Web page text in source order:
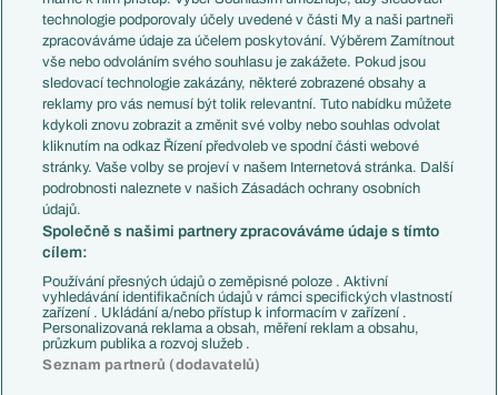
EuroSkauting
PL v kostce
Evropské koeficienty
Přestupy
Přestupové spekulace
Zranění
Kluby
Arsenal FC
Chelsea FC
Manchester United
AC Milán
Juventus FC
Bayern Mnichov
FC Barcelona
Real Madrid
Španělsko
Argentina
Brazílie
Přestupy
Zápasy
Livescore
Tipovací soutěž
technologie podporovaly účely uvedené v části My a naši partneři
zpracováváme údaje za účelem poskytování. Výběrem Zamítnout
vše nebo odvoláním svého souhlasu je zakážete. Pokud jsou
sledovací technologie zakázány, některé zobrazené obsahy a
reklamy pro vás nemusí být tolik relevantní. Tuto nabídku můžete
kdykoli znovu zobrazit a změnit své volby nebo souhlas odvolat
kliknutím na odkaz Řízení předvoleb ve spodní části webové
stránky. Vaše volby se projeví v našem Internetová stránka. Další
podrobnosti naleznete v našich Zásadách ochrany osobních
údajů.
Společně s našimi partnery zpracováváme údaje s tímto
cílem:
Používání přesných údajů o zeměpisné poloze . Aktivní
vyhledávání identifikačních údajů v rámci specifických vlastností
zařízení . Ukládání a/nebo přístup k informacím v zařízení .
Personalizovaná reklama a obsah, měření reklam a obsahu,
průzkum publika a rozvoj služeb .
Seznam partnerů (dodavatelů)